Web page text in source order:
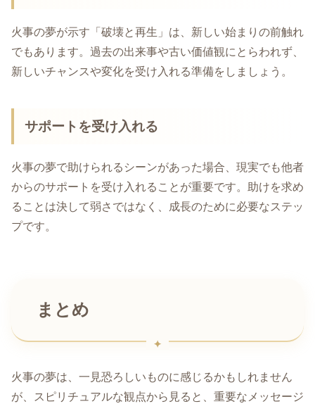
火事の夢が示す「破壊と再生」は、新しい始まりの前触れ
でもあります。過去の出来事や古い価値観にとらわれず、
新しいチャンスや変化を受け入れる準備をしましょう。
サポートを受け入れる
火事の夢で助けられるシーンがあった場合、現実でも他者
からのサポートを受け入れることが重要です。助けを求め
ることは決して弱さではなく、成長のために必要なステッ
プです。
まとめ
火事の夢は、一見恐ろしいものに感じるかもしれません
が、スピリチュアルな観点から見ると、重要なメッセージ